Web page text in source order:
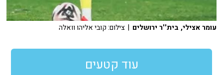
עומר אצילי, בית''ר ירושלים | צילום: קובי אליהו וואלה
עוד קטעים